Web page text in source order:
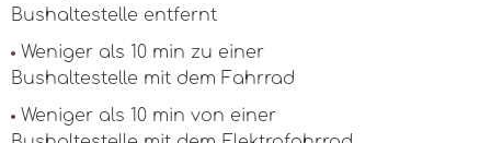
Bushaltestelle entfernt
Weniger als 10 min zu einer
Bushaltestelle mit dem Fahrrad
Weniger als 10 min von einer